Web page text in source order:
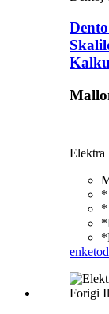
Elektra
*
*
enketo